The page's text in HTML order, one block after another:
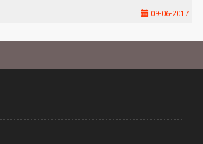
09-06-2017